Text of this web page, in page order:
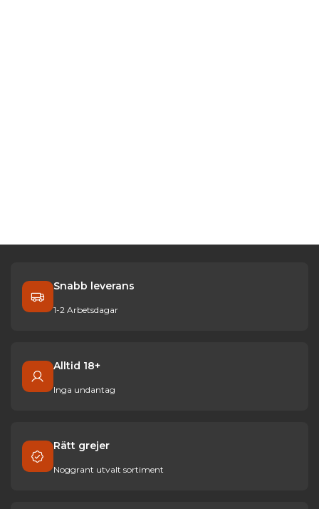
Snabb leverans
1-2 Arbetsdagar
Alltid 18+
Inga undantag
Rätt grejer
Noggrant utvalt sortiment